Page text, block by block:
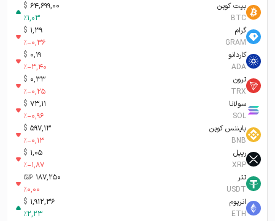
بیت کوین
BTC
64,699,00
$
%1,03
گرام
GRAM
1,39
$
%-0,36
کاردانو
ADA
0,19
$
%-3,40
ترون
TRX
0,33
$
%-0,25
سولانا
SOL
73,11
$
%-0,96
بایننس کوین
BNB
597,13
$
%-0,13
ریپل
XRP
1,05
$
%-1,87
تتر
USDT
187,250 تومان-ء
%0,00
اتریوم
ETH
1,912,36
$
%2,23